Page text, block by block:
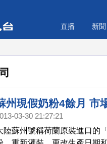
直播 新聞
州現假奶粉4餘月 市
03-30 21:27:21
陸蘇州號稱荷蘭原裝進口的